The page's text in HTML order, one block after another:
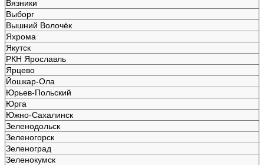
Вязники
Выборг
Вышний Волочёк
Яхрома
Якутск
РКН Ярославль
Ярцево
Йошкар-Ола
Юрьев-Польский
Юрга
Южно-Сахалинск
Зеленодольск
Зеленогорск
Зеленоград
Зеленокумск